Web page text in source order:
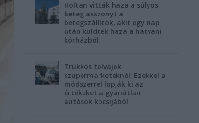
Holtan vitták haza a súlyos
beteg asszonyt a
betegszállítók, akit egy nap
után küldtek haza a hatvani
kórházból
Trükkös tolvajok
szupermarketeknél: Ezekkel a
módszerrel lopják ki az
értékeket a gyanútlan
autósok kocsijából